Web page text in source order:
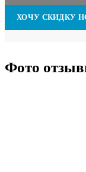
ХОЧУ СКИДКУ
Фото